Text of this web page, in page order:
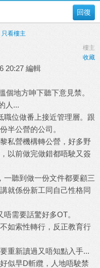
回復
只看樓主
樓主
收藏
20:27 編輯
個地方呻下聽下意見禁。
人...
職位做番上接近管理層。跟
半公營的公司。
私營機構轉公營，好多野
以前做完做錯都唔駛又簽
一聽到做一份文件都要顧三
就係份新工同自己性格同
需要話驚好多OT。
如索性轉行，反正教育行
重新讀過又唔知點入手...
似早D斬纜，人地唔駛禁